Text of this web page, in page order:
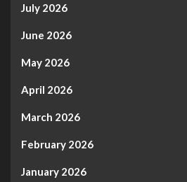
July 2026
June 2026
May 2026
April 2026
March 2026
February 2026
January 2026